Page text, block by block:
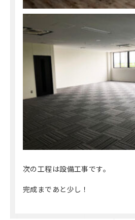
次の工程は設備工事です。
完成まであと少し！